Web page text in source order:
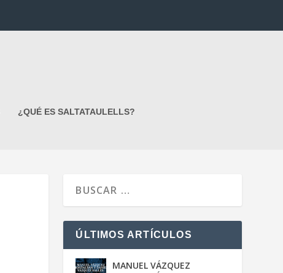
¿QUÉ ES SALTATAULELLS?
ÚLTIMOS ARTÍCULOS
MANUEL VÁZQUEZ